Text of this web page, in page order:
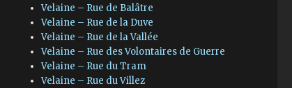
Velaine – Rue de Balâtre
Velaine – Rue de la Duve
Velaine – Rue de la Vallée
Velaine – Rue des Volontaires de Guerre
Velaine – Rue du Tram
Velaine – Rue du Villez